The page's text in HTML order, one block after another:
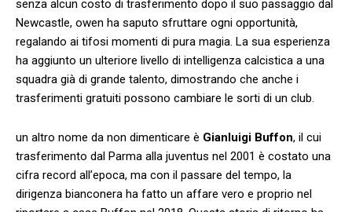
senza alcun costo di trasferimento dopo il suo passaggio dal
Newcastle, owen‍ ha saputo sfruttare ogni ⁤opportunità,
regalando ai tifosi momenti di pura magia.⁢ La sua‍ esperienza
ha aggiunto un ulteriore livello ​di intelligenza calcistica a una
squadra ​già di grande talento, ‍dimostrando⁢ che anche i
trasferimenti​ gratuiti possono cambiare le sorti di un ⁤club.
un altro nome da non dimenticare è Gianluigi Buffon, il cui
trasferimento dal Parma alla⁣ juventus nel 2001 è costato una
cifra record all’epoca, ma‌ con il passare del tempo, la
dirigenza bianconera ha fatto⁤ un affare vero e proprio nel